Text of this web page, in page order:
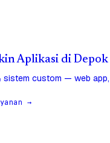
Aplikasi di Depok
sistem custom — web app,
→